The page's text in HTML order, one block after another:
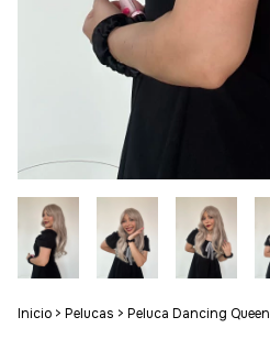
Inicio > Pelucas > Peluca Dancing Queen